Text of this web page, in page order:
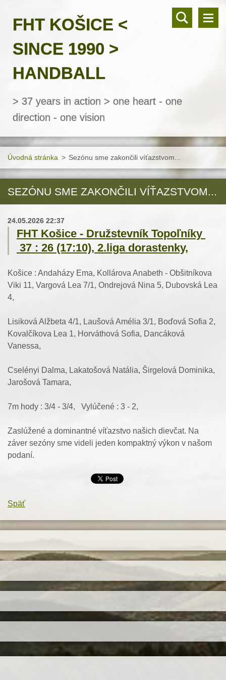
FHT KOŠICE <
SINCE 1990 >
HANDBALL
> 37 years in action > one heart - one
direction - one vision
Úvodná stránka > Sezónu sme zakončili víťazstvom...
SEZÓNU SME ZAKONČILI VÍŤAZSTVOM...
24.05.2026 22:37
FHT Košice - Družstevník Topoľníky
37 : 26 (17:10), 2.liga dorastenky,
Košice : Andaházy Ema, Kollárova Anabeth - Obšitníkova
Viki 11, Vargová Lea 7/1, Ondrejová Nina 5, Dubovská Lea
4,
Lisiková Alžbeta 4/1, Laušová Amélia 3/1, Boďová Sofia 2,
Kovalčíkova Lea 1, Horváthová Sofia, Dancáková
Vanessa,
Cselényi Dalma, Lakatošová Natália, Širgelová Dominika,
Jarošová Tamara,
7m hody : 3/4 - 3/4, Vylúčené : 3 - 2,
Zaslúžené a dominantné víťazstvo našich dievčat. Na
záver sezóny sme videli jeden kompaktný výkon v našom
podaní.
Späť